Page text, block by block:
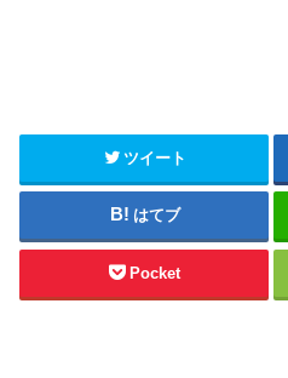
ツイート
はてブ
Pocket